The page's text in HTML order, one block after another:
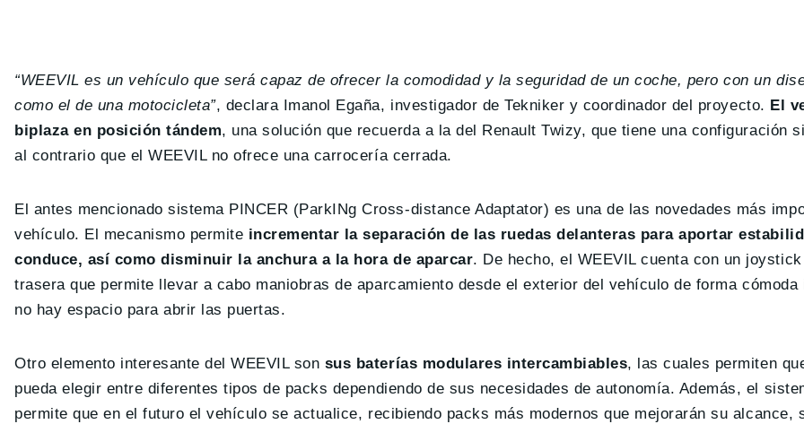
“WEEVIL es un vehículo que será capaz de ofrecer la comodidad y la seguridad de un coche, pero con un
como el de una motocicleta”, declara Imanol Egaña, investigador de Tekniker y coordinador del proyecto. El
biplaza en posición tándem, una solución que recuerda a la del Renault Twizy, que tiene una configuración
al contrario que el WEEVIL no ofrece una carrocería cerrada.
El antes mencionado sistema PINCER (ParkINg Cross-distance Adaptator) es una de las novedades más
vehículo. El mecanismo permite incrementar la separación de las ruedas delanteras para aportar
conduce, así como disminuir la anchura a la hora de aparcar. De hecho, el WEEVIL cuenta con un
trasera que permite llevar a cabo maniobras de aparcamiento desde el exterior del vehículo de forma cómoda
no hay espacio para abrir las puertas.
Otro elemento interesante del WEEVIL son sus baterías modulares intercambiables, las cuales permiten
pueda elegir entre diferentes tipos de packs dependiendo de sus necesidades de autonomía. Además, el
permite que en el futuro el vehículo se actualice, recibiendo packs más modernos que mejorarán su alcance,